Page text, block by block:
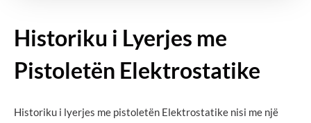
Historiku i Lyerjes me
Pistoletën Elektrostatike
Historiku i lyerjes me pistoletën Elektrostatike nisi me një